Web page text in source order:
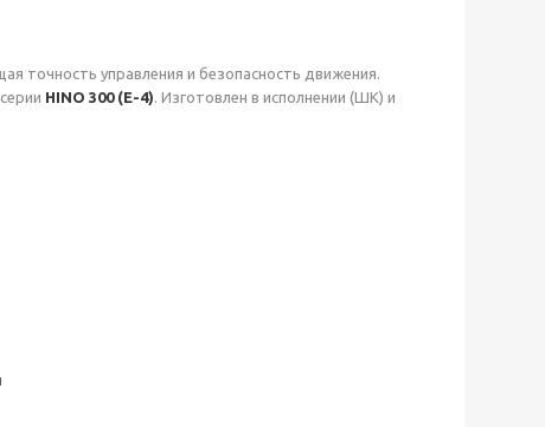
точность управления и безопасность движения.
HINO 300 (E-4). Изготовлен в исполнении (ШК) и